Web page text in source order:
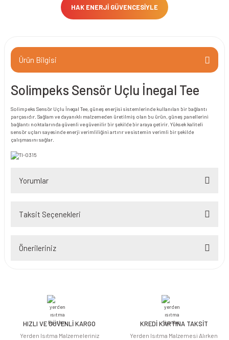
HAK ENERJİ GÜVENCESİYLE
Ürün Bilgisi
Solimpeks Sensör Uçlu İnegal Tee
Solimpeks Sensör Uçlu İnegal Tee, güneş enerjisi sistemlerinde kullanılan bir bağlantı
parçasıdır. Sağlam ve dayanıklı malzemeden üretilmiş olan bu ürün, güneş panellerini
bağlantı noktalarında güvenli ve güvenilir bir şekilde bir araya getirir. Yüksek kaliteli
sensör uçları sayesinde enerji verimliliğini artırır ve sistemin verimli bir şekilde
çalışmasını sağlar.
Yorumlar
Taksit Seçenekleri
Önerileriniz
iletebilirsiniz.
Görüş ve önerileriniz için teşekkür ederiz.
HIZLI VE GÜVENLİ KARGO
Yerden Isıtma Malzemeleriniz
KREDİ KARTINA TAKSİT
Yerden Isıtma Malzemesi Alırken